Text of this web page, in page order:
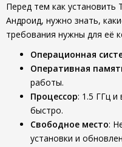
Перед тем как установить
Андроид, нужно знать,
требования нужны для её
Операционная
Оперативная
работы.
Процессор: 1.5 ГГц и
быстро.
Свободное место:
установки и